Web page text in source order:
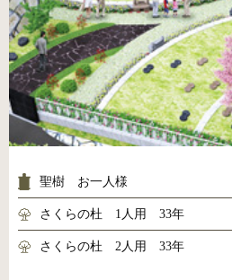
聖樹 お一人様
さくらの杜 1人用 33年
さくらの杜 2人用 33年